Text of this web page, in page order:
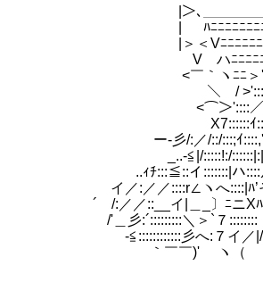
|＞､＿＿＿＿＿
| ﾊﾆﾆﾆﾆﾆﾆﾆﾆﾆﾆ＞
|＞＜Vﾆﾆﾆﾆﾆﾆﾆﾆ＞＜
V ハﾆﾆﾆﾆﾆﾆｒﾁ::::.::::/
<￣｀ヽﾆﾆ＞'´￣￣`ヽ':
＼ / >'::::::..:...／ .:::::
<⌒＞'::::／:／
X7::::::ｲ:::/::::/::::::::/^|:
ー‐彡/:／/::/:::;ｲ::::,'::/| |:
_..-≦|/:::::!:/::::::|:|､:从!ﾘ |ﾊ
..ｨﾁ:::≦::イ:::::::|ハ::::从r≧ﾄ
イ／:／／::::r∠ヽへ::::|ﾊ’
´ /:／／::__イ|＿_〕ﾆニX
/'＿彡:´:::::::::＼＞`７
‐≦::::::::::::彡へ:７イ／|/|/
｀￣￣)' ヽ
/｜/フ´
た、、はず…… (105)
卒業したいようです (79)
神話- (518)